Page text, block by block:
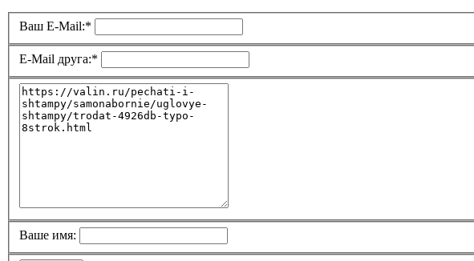
Ваш E-Mail:*
E-Mail друга:*
Ваше имя: